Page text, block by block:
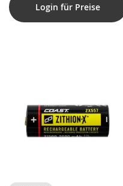
Login für Preise